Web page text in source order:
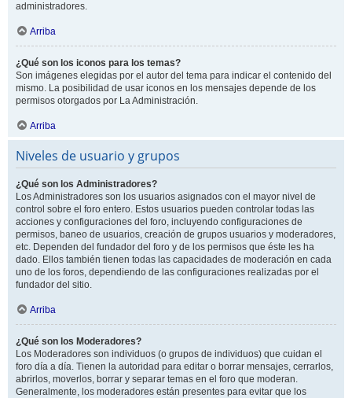
administradores.
Arriba
¿Qué son los iconos para los temas?
Son imágenes elegidas por el autor del tema para indicar el contenido del
mismo. La posibilidad de usar iconos en los mensajes depende de los
permisos otorgados por La Administración.
Arriba
Niveles de usuario y grupos
¿Qué son los Administradores?
Los Administradores son los usuarios asignados con el mayor nivel de
control sobre el foro entero. Estos usuarios pueden controlar todas las
acciones y configuraciones del foro, incluyendo configuraciones de
permisos, baneo de usuarios, creación de grupos usuarios y moderadores,
etc. Dependen del fundador del foro y de los permisos que éste les ha
dado. Ellos también tienen todas las capacidades de moderación en cada
uno de los foros, dependiendo de las configuraciones realizadas por el
fundador del sitio.
Arriba
¿Qué son los Moderadores?
Los Moderadores son individuos (o grupos de individuos) que cuidan el
foro día a día. Tienen la autoridad para editar o borrar mensajes, cerrarlos,
abrirlos, moverlos, borrar y separar temas en el foro que moderan.
Generalmente, los moderadores están presentes para evitar que los